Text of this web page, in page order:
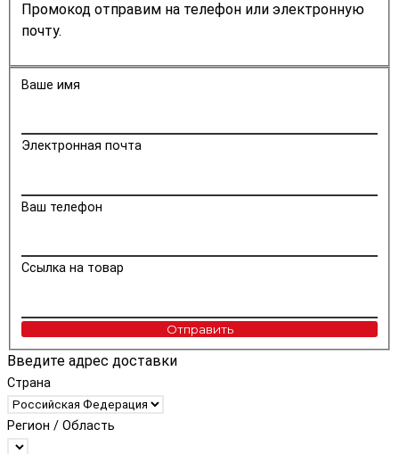
Промокод отправим на телефон или электронную
почту.
Ваше имя
Электронная почта
Ваш телефон
Ссылка на товар
Отправить
Введите адрес доставки
Страна
Регион / Область